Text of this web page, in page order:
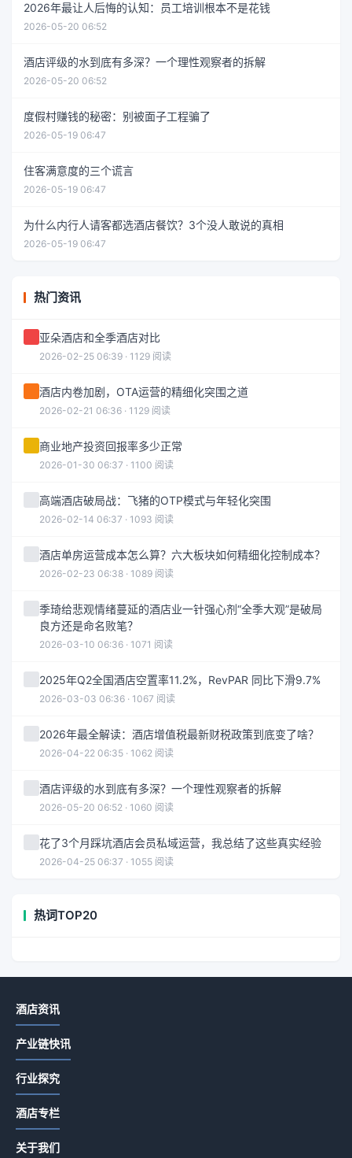
2026年最让人后悔的认知：员工培训根本不是花钱
2026-05-20 06:52
酒店评级的水到底有多深？一个理性观察者的拆解
2026-05-20 06:52
度假村赚钱的秘密：别被面子工程骗了
2026-05-19 06:47
住客满意度的三个谎言
2026-05-19 06:47
为什么内行人请客都选酒店餐饮？3个没人敢说的真相
2026-05-19 06:47
热门资讯
亚朵酒店和全季酒店对比
2026-02-25 06:39 · 1129 阅读
酒店内卷加剧，OTA运营的精细化突围之道
2026-02-21 06:36 · 1129 阅读
商业地产投资回报率多少正常
2026-01-30 06:37 · 1100 阅读
高端酒店破局战：飞猪的OTP模式与年轻化突围
2026-02-14 06:37 · 1093 阅读
酒店单房运营成本怎么算？六大板块如何精细化控制成本？
2026-02-23 06:38 · 1089 阅读
季琦给悲观情绪蔓延的酒店业一针强心剂“全季大观”是破局
良方还是命名败笔？
2026-03-10 06:36 · 1071 阅读
2025年Q2全国酒店空置率11.2%，RevPAR 同比下滑9.7%
2026-03-03 06:36 · 1067 阅读
2026年最全解读：酒店增值税最新财税政策到底变了啥？
2026-04-22 06:35 · 1062 阅读
酒店评级的水到底有多深？一个理性观察者的拆解
2026-05-20 06:52 · 1060 阅读
花了3个月踩坑酒店会员私域运营，我总结了这些真实经验
2026-04-25 06:37 · 1055 阅读
热词TOP20
酒店资讯
产业链快讯
行业探究
酒店专栏
关于我们